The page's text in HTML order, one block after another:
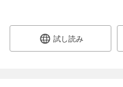
試し読み